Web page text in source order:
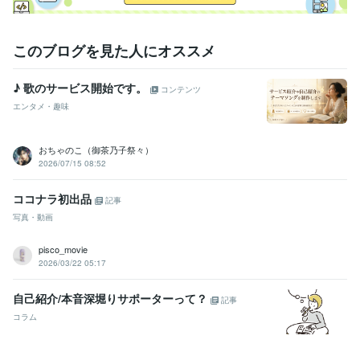
このブログを見た人にオススメ
♪ 歌のサービス開始です。
コンテンツ
エンタメ・趣味
おちゃのこ（御茶乃子祭々）
2026/07/15 08:52
ココナラ初出品
記事
写真・動画
pisco_movie
2026/03/22 05:17
自己紹介/本音深堀りサポーターって？
記事
コラム